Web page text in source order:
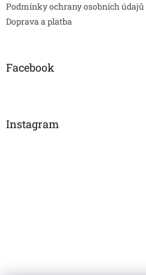
Podmínky ochrany osobních údajů
Doprava a platba
Facebook
Instagram